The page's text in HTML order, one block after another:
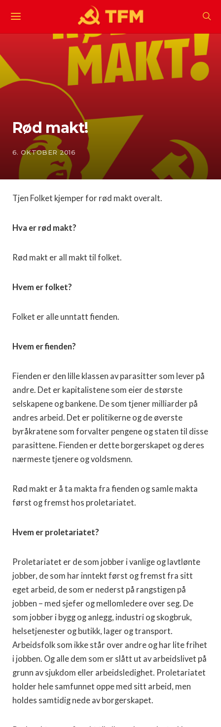
Rød makt!
6. OKTOBER 2016
Tjen Folket kjemper for rød makt overalt.
Hva er rød makt?
Rød makt er all makt til folket.
Hvem er folket?
Folket er alle unntatt fienden.
Hvem er fienden?
Fienden er den lille klassen av parasitter som lever på
andre. Det er kapitalistene som eier de største
selskapene og bankene. De som tjener milliarder på
andres arbeid. Det er politikerne og de øverste
byråkratene som forvalter pengene og staten til disse
parasittene. Fienden er dette borgerskapet og deres
nærmeste tjenere og voldsmenn.
Rød makt er å ta makta fra fienden og samle makta
først og fremst hos proletariatet.
Hvem er proletariatet?
Proletariatet er de som jobber i vanlige og lavtlønte
jobber, de som har inntekt først og fremst fra sitt
eget arbeid, de som er nederst på rangstigen på
jobben – med sjefer og mellomledere over seg. De
som jobber i bygg og anlegg, industri og skogbruk,
helsetjenester og butikk, lager og transport.
Arbeidsfolk som ikke står over andre og har lite frihet
i jobben. Og alle dem som er slått ut av arbeidslivet på
grunn av sjukdom eller arbeidsledighet. Proletariatet
holder hele samfunnet oppe med sitt arbeid, men
holdes samtidig nede av borgerskapet.